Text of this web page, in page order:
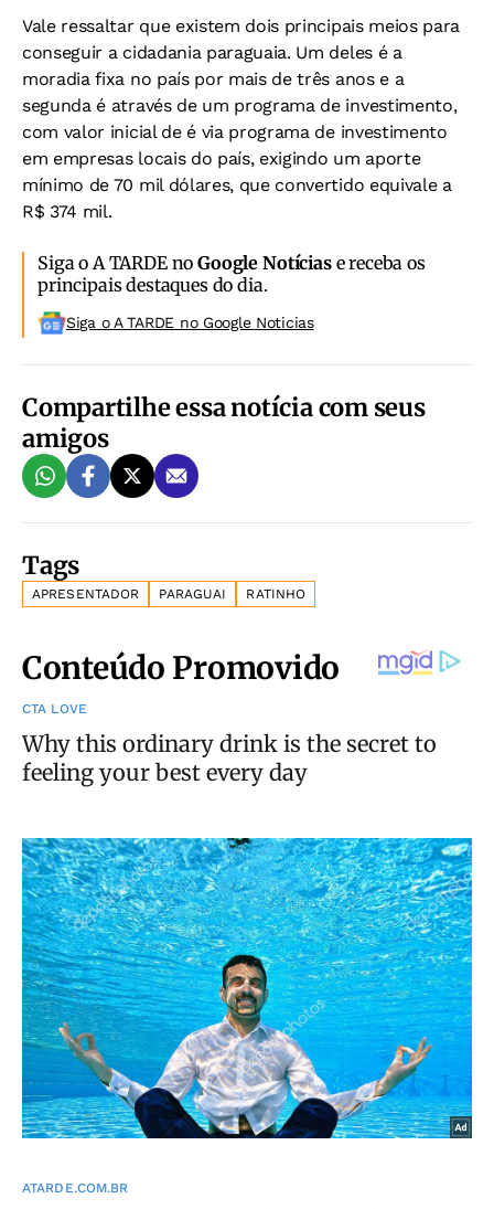
Vale ressaltar que existem dois principais meios para
conseguir a cidadania paraguaia. Um deles é a
moradia fixa no país por mais de três anos e a
segunda é através de um programa de investimento,
com valor inicial de é via programa de investimento
em empresas locais do país, exigindo um aporte
mínimo de 70 mil dólares, que convertido equivale a
R$ 374 mil.
Siga o A TARDE noGoogle Notíciase receba os
principais destaques do dia.
Siga o A TARDE no Google Noticias
Compartilhe essa notícia com seus
amigos
Tags
APRESENTADOR PARAGUAI RATINHO